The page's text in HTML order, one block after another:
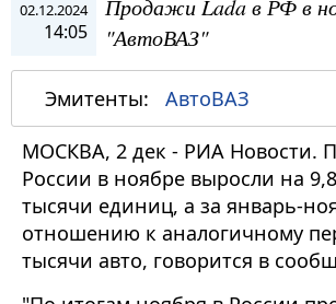
02.12.2024
14:05
Продажи Lada в РФ в
"АвтоВАЗ"
Эмитенты: АвтоВАЗ
МОСКВА, 2 дек - РИА Новости.
России в ноябре выросли на
тысячи единиц, а за январь-
отношению к аналогичному
тысячи авто, говорится в